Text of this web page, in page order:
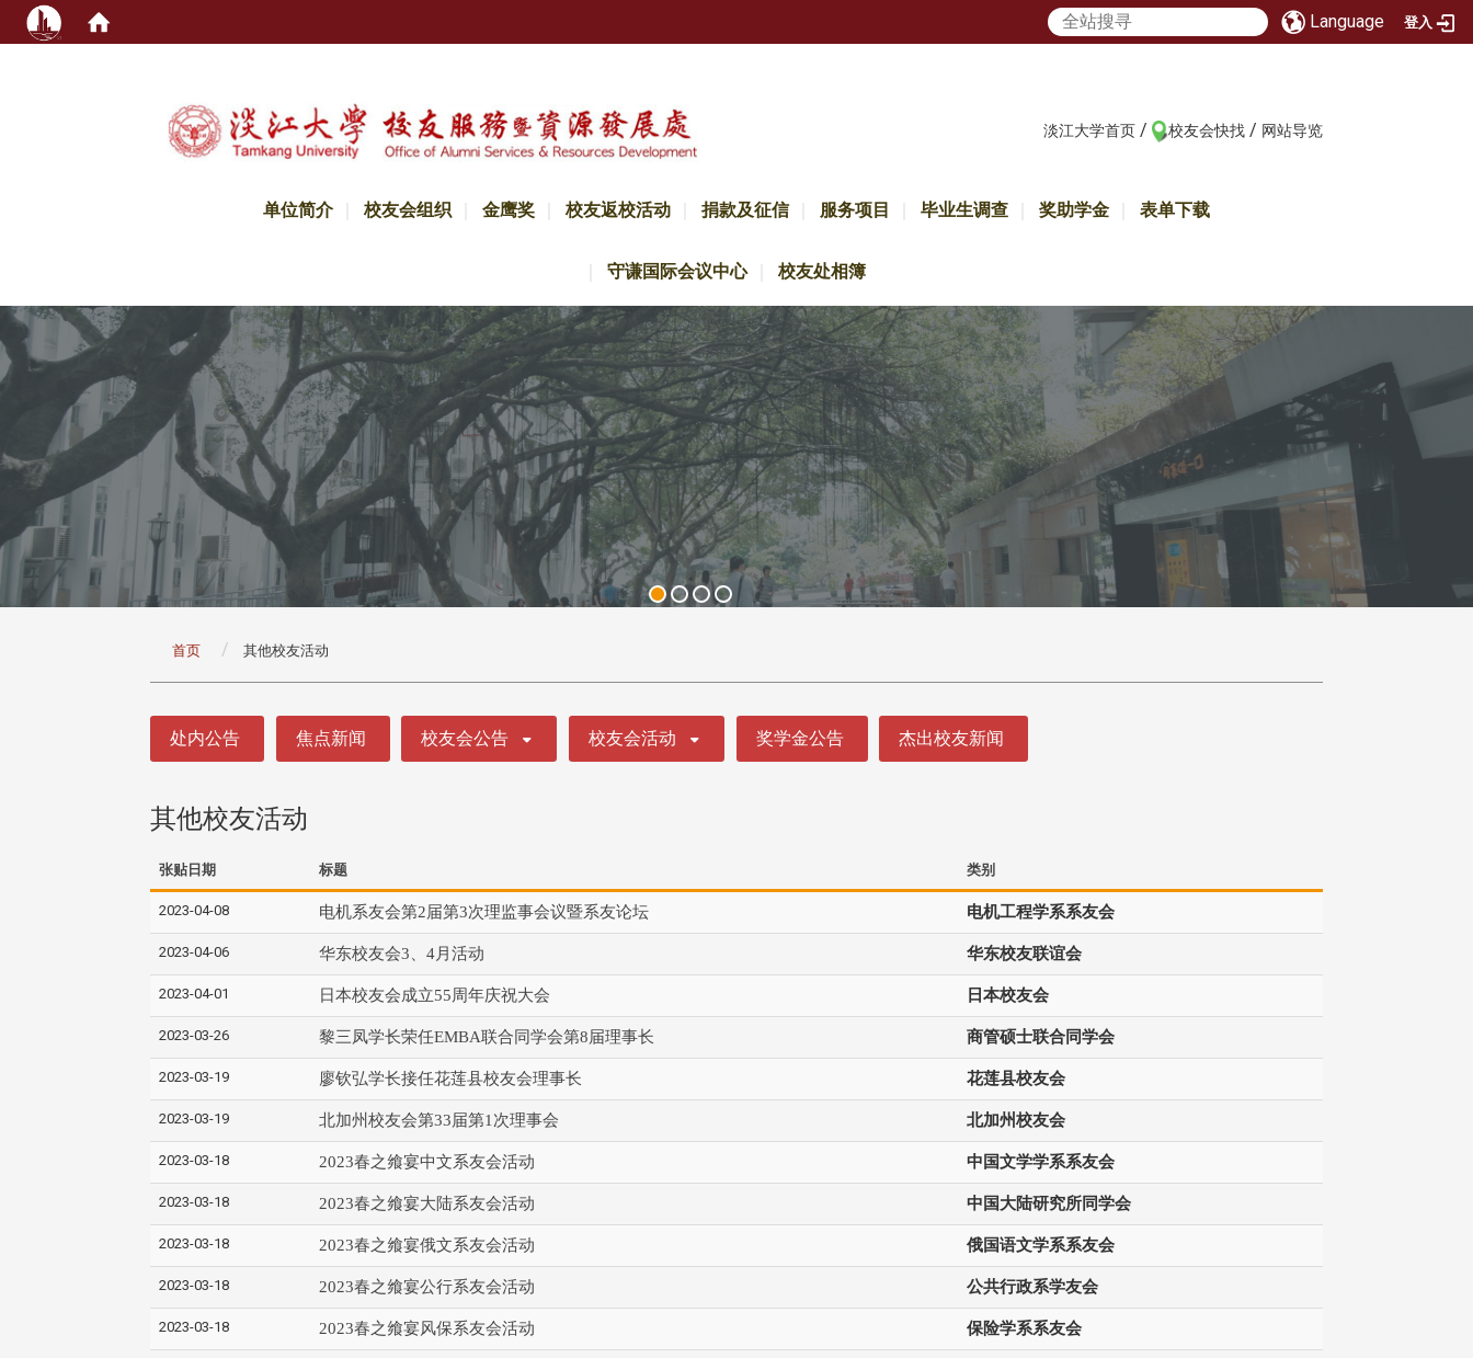
Language 登入
淡江大学首页 / 校友会快找 / 网站导览
单位简介 校友会组织 金鹰奖 校友返校活动 捐款及征信 服务项目 毕业生调查 奖助学金 表单下载
守谦国际会议中心 校友处相簿
首页 其他校友活动
处内公告 焦点新闻 校友会公告 校友会活动 奖学金公告 杰出校友新闻
其他校友活动
张贴日期 标题 类别
2023-04-08 电机系友会第2届第3次理监事会议暨系友论坛 电机工程学系系友会
2023-04-06 华东校友会3、4月活动 华东校友联谊会
2023-04-01 日本校友会成立55周年庆祝大会 日本校友会
2023-03-26 黎三凤学长荣任EMBA联合同学会第8届理事长 商管硕士联合同学会
2023-03-19 廖钦弘学长接任花莲县校友会理事长 花莲县校友会
2023-03-19 北加州校友会第33届第1次理事会 北加州校友会
2023-03-18 2023春之飨宴中文系友会活动 中国文学学系系友会
2023-03-18 2023春之飨宴大陆系友会活动 中国大陆研究所同学会
2023-03-18 2023春之飨宴俄文系友会活动 俄国语文学系系友会
2023-03-18 2023春之飨宴公行系友会活动 公共行政系学友会
2023-03-18 2023春之飨宴风保系友会活动 保险学系系友会